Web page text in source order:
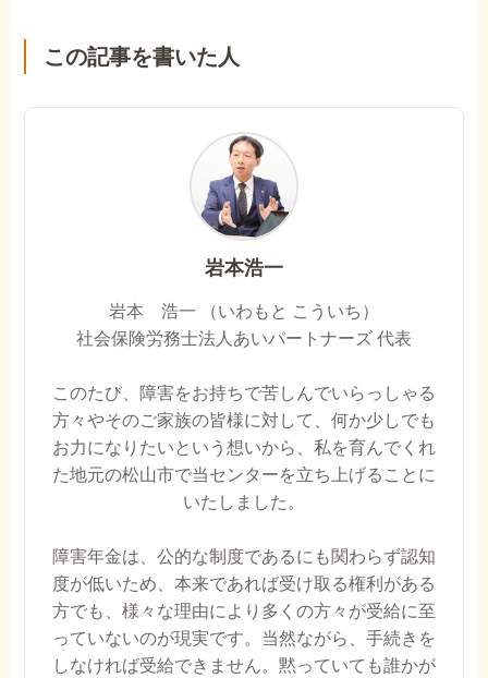
この記事を書いた人
岩本浩一
岩本 浩一 （いわもと こういち）
社会保険労務士法人あいパートナーズ 代表
このたび、障害をお持ちで苦しんでいらっしゃる
方々やそのご家族の皆様に対して、何か少しでも
お力になりたいという想いから、私を育んでくれ
た地元の松山市で当センターを立ち上げることに
いたしました。
障害年金は、公的な制度であるにも関わらず認知
度が低いため、本来であれば受け取る権利がある
方でも、様々な理由により多くの方々が受給に至
っていないのが現実です。当然ながら、手続きを
しなければ受給できません。黙っていても誰かが